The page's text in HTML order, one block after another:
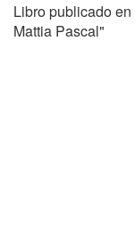
Libro publicado en
Mattia Pascal"